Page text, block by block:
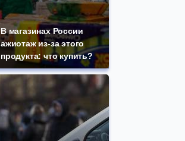
В магазинах России
ажиотаж из-за этого
продукта: что купить?